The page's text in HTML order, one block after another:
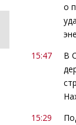
о
15:47
В
15:29